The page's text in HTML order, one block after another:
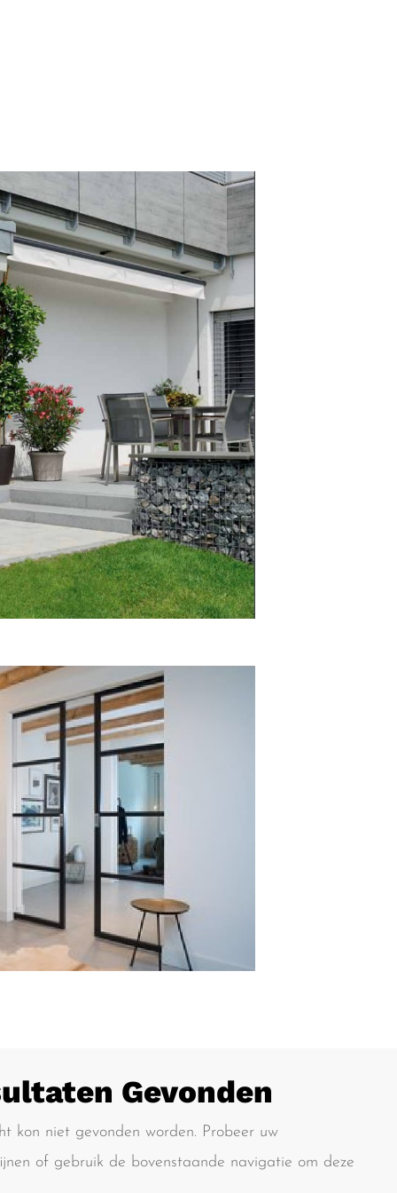
Gevonden
kon niet gevonden worden. Probeer uw
of gebruik de bovenstaande navigatie om deze